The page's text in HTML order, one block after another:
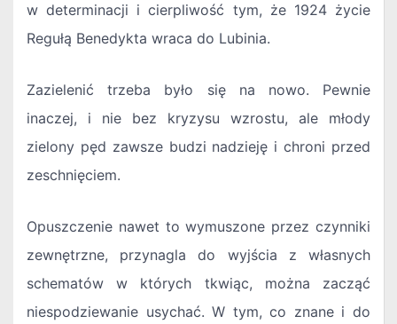
w determinacji i cierpliwość tym, że 1924 życie
Regułą Benedykta wraca do Lubinia.
Zazielenić trzeba było się na nowo. Pewnie
inaczej, i nie bez kryzysu wzrostu, ale młody
zielony pęd zawsze budzi nadzieję i chroni przed
zeschnięciem.
Opuszczenie nawet to wymuszone przez czynniki
zewnętrzne, przynagla do wyjścia z własnych
schematów w których tkwiąc, można zacząć
niespodziewanie usychać. W tym, co znane i do